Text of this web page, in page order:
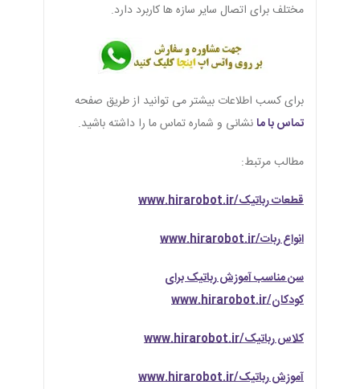
مختلف برای اتصال سایر سازه ها کاربرد دارد.
برای کسب اطلاعات بیشتر می توانید از طریق صفحه
تماس با ما نشانی و شماره تماس ما را داشته باشید.
مطالب مرتبط:
قطعات رباتیک/www.hirarobot.ir
انواع ربات/www.hirarobot.ir
سن مناسب آموزش رباتیک برای
کودکان/www.hirarobot.ir
کلاس رباتیک/www.hirarobot.ir
آموزش رباتیک/www.hirarobot.ir